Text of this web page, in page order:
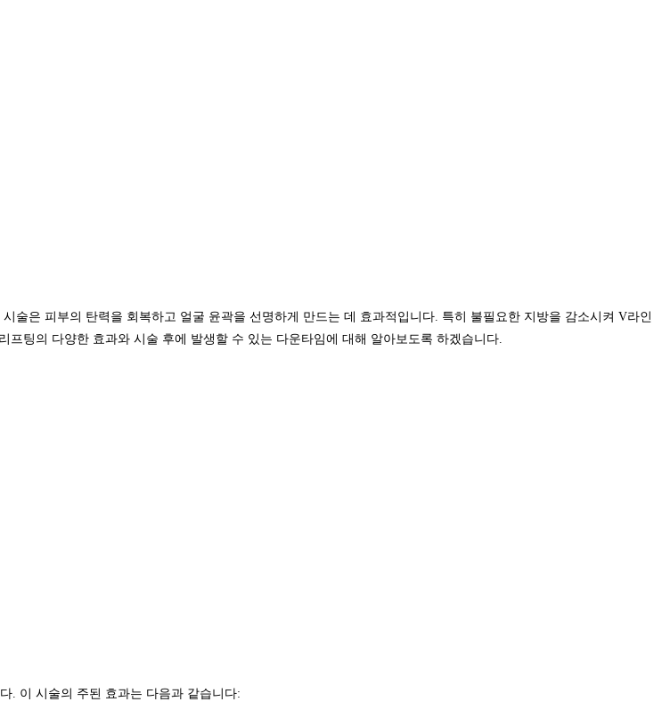
술은 피부의 탄력을 회복하고 얼굴 윤곽을 선명하게 만드는 데 효과적입니다. 특히 불필요한 지방을 감소시켜 V라인
팅의 다양한 효과와 시술 후에 발생할 수 있는 다운타임에 대해 알아보도록 하겠습니다.
. 이 시술의 주된 효과는 다음과 같습니다: